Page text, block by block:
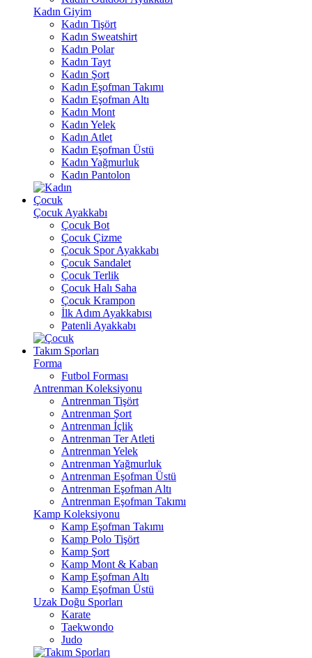
Kadın Giyim
Kadın Tişört
Kadın Sweatshirt
Kadın Polar
Kadın Tayt
Kadın Şort
Kadın Eşofman Takımı
Kadın Eşofman Altı
Kadın Mont
Kadın Yelek
Kadın Atlet
Kadın Eşofman Üstü
Kadın Yağmurluk
Kadın Pantolon
Çocuk
Çocuk Ayakkabı
Çocuk Bot
Çocuk Çizme
Çocuk Spor Ayakkabı
Çocuk Sandalet
Çocuk Terlik
Çocuk Halı Saha
Çocuk Krampon
İlk Adım Ayakkabısı
Patenli Ayakkabı
Takım Sporları
Forma
Futbol Forması
Antrenman Koleksiyonu
Antrenman Tişört
Antrenman Şort
Antrenman İçlik
Antrenman Ter Atleti
Antrenman Yelek
Antrenman Yağmurluk
Antrenman Eşofman Üstü
Antrenman Eşofman Altı
Antrenman Eşofman Takımı
Kamp Koleksiyonu
Kamp Eşofman Takımı
Kamp Polo Tişört
Kamp Şort
Kamp Mont & Kaban
Kamp Eşofman Altı
Kamp Eşofman Üstü
Uzak Doğu Sporları
Karate
Taekwondo
Judo